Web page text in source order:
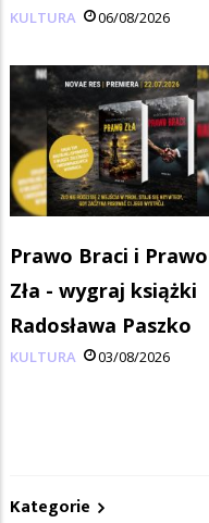
KULTURA 06/08/2026
Prawo Braci i Prawo
Zła - wygraj książki
Radosława Paszko
KULTURA 03/08/2026
Kategorie